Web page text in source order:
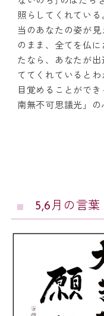
照らしてくれてい
当のあなたの姿が
のまま、全てを仏
たなら、あなたが
ててくれていると
目覚めることがで
南無不可思議光」
文
5,6月の言葉